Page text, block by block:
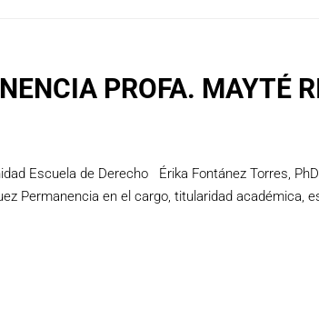
PROFA. MAYTÉ
Escuela de Derecho Érika Fontánez Torres,
Permanencia en el cargo, titularidad académica,